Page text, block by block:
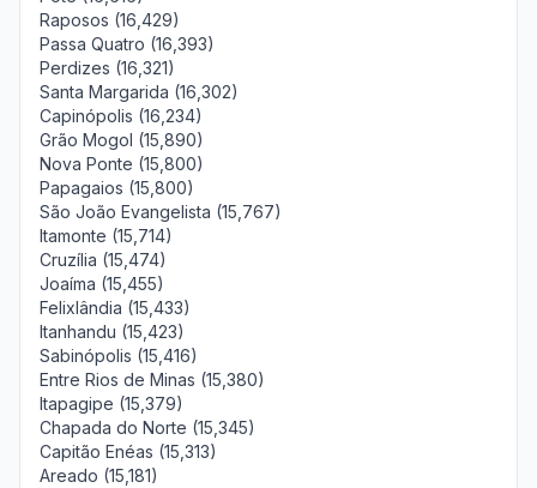
Raposos (16,429)
Passa Quatro (16,393)
Perdizes (16,321)
Santa Margarida (16,302)
Capinópolis (16,234)
Grão Mogol (15,890)
Nova Ponte (15,800)
Papagaios (15,800)
São João Evangelista (15,767)
Itamonte (15,714)
Cruzília (15,474)
Joaíma (15,455)
Felixlândia (15,433)
Itanhandu (15,423)
Sabinópolis (15,416)
Entre Rios de Minas (15,380)
Itapagipe (15,379)
Chapada do Norte (15,345)
Capitão Enéas (15,313)
Areado (15,181)